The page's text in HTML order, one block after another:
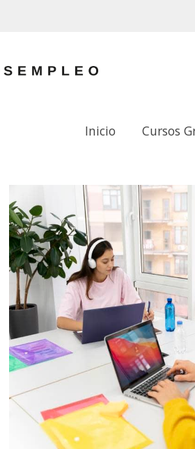
Inicio Cursos
APLICACIONES WEB: